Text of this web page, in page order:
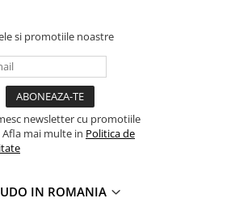
si promotiile noastre
newsletter cu promotiile
mai multe in Politica de
IN ROMANIA